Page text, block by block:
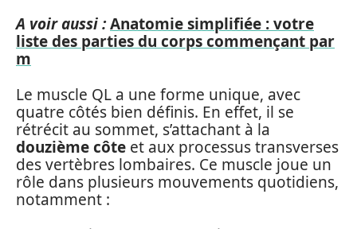
A voir aussi :Anatomie simplifiée : votre
liste des parties du corps commençant par
m
Le muscle QL a une forme unique, avec
quatre côtés bien définis. En effet, il se
rétrécit au sommet, s’attachant à la
douzième côte et aux processus transverses
des vertèbres lombaires. Ce muscle joue un
rôle dans plusieurs mouvements quotidiens,
notamment :